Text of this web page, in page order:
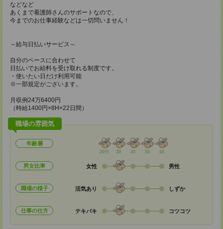
などなど
あくまで看護師さんのサポートなので、
今までのお仕事経験などは一切問いません！
～給与日払いサービス～
自分のペースに合わせて
日払いでお給料を受け取れる制度です。
・使いたい日だけ利用可能
※一部規定がございます。
月収例24万6400円
（時給1400円×8H×22日間）
職場の雰囲気
年齢層
20代 30 40 50 60
男女比率 女性 男性
職場の様子 活気あり しずか
仕事の仕方 テキパキ コツコツ